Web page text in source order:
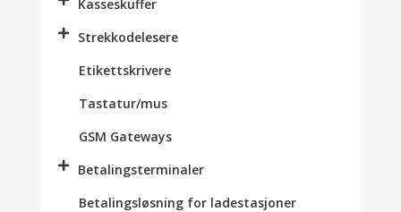
Kasseskuffer
Strekkodelesere
Etikettskrivere
Tastatur/mus
GSM Gateways
Betalingsterminaler
Betalingsløsning for ladestasjoner